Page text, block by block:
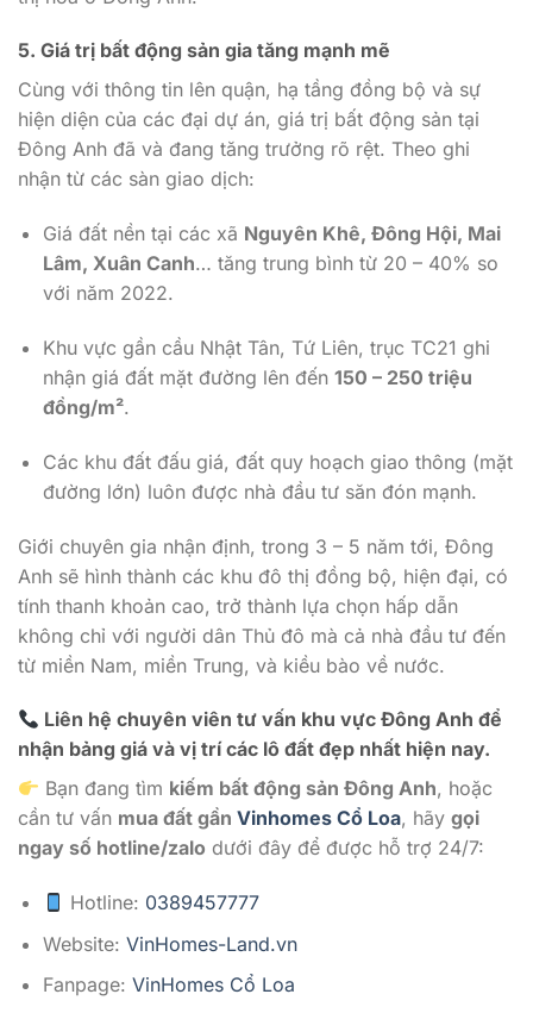
5. Giá trị bất động sản gia tăng mạnh mẽ
Cùng với thông tin lên quận, hạ tầng đồng bộ và sự
hiện diện của các đại dự án, giá trị bất động sản tại
Đông Anh đã và đang tăng trưởng rõ rệt. Theo ghi
nhận từ các sàn giao dịch:
Giá đất nền tại các xã Nguyên Khê, Đông Hội, Mai
Lâm, Xuân Canh… tăng trung bình từ 20 – 40% so
với năm 2022.
Khu vực gần cầu Nhật Tân, Tứ Liên, trục TC21 ghi
nhận giá đất mặt đường lên đến 150 – 250 triệu
đồng/m².
Các khu đất đấu giá, đất quy hoạch giao thông (mặt
đường lớn) luôn được nhà đầu tư săn đón mạnh.
Giới chuyên gia nhận định, trong 3 – 5 năm tới, Đông
Anh sẽ hình thành các khu đô thị đồng bộ, hiện đại, có
tính thanh khoản cao, trở thành lựa chọn hấp dẫn
không chỉ với người dân Thủ đô mà cả nhà đầu tư đến
từ miền Nam, miền Trung, và kiều bào về nước.
Liên hệ chuyên viên tư vấn khu vực Đông Anh để
nhận bảng giá và vị trí các lô đất đẹp nhất hiện nay.
Bạn đang tìm kiếm bất động sản Đông Anh, hoặc
cần tư vấn mua đất gần Vinhomes Cổ Loa, hãy gọi
ngay số hotline/zalo dưới đây để được hỗ trợ 24/7:
Hotline: 0389457777
Website: VinHomes-Land.vn
Fanpage: VinHomes Cổ Loa